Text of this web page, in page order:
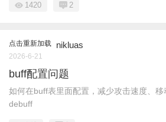
1420 2
点击重新加载 nikluas
2026-6-21
buff配置问题
如何在buff表里面配置，减少攻击速度、
debuff